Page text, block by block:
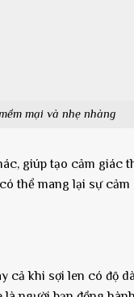
mại và nhẹ nhàng
giúp tạo cảm giác
thể mang lại sự
khi sợi len có độ